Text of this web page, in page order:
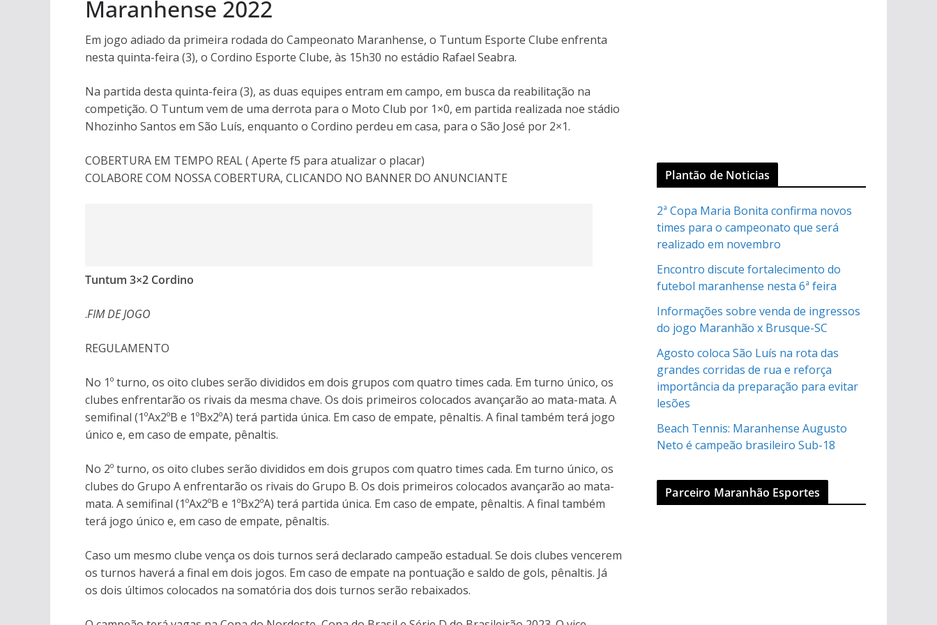
Maranhense 2022
Em jogo adiado da primeira rodada do Campeonato Maranhense, o Tuntum Esporte Clube enfrenta
nesta quinta-feira (3), o Cordino Esporte Clube, às 15h30 no estádio Rafael Seabra.
Na partida desta quinta-feira (3), as duas equipes entram em campo, em busca da reabilitação na
competição. O Tuntum vem de uma derrota para o Moto Club por 1×0, em partida realizada noe stádio
Nhozinho Santos em São Luís, enquanto o Cordino perdeu em casa, para o São José por 2×1.
COBERTURA EM TEMPO REAL ( Aperte f5 para atualizar o placar)
COLABORE COM NOSSA COBERTURA, CLICANDO NO BANNER DO ANUNCIANTE
Tuntum 3×2 Cordino
.FIM DE JOGO
REGULAMENTO
No 1º turno, os oito clubes serão divididos em dois grupos com quatro times cada. Em turno único, os
clubes enfrentarão os rivais da mesma chave. Os dois primeiros colocados avançarão ao mata-mata. A
semifinal (1ºAx2ºB e 1ºBx2ºA) terá partida única. Em caso de empate, pênaltis. A final também terá jogo
único e, em caso de empate, pênaltis.
No 2º turno, os oito clubes serão divididos em dois grupos com quatro times cada. Em turno único, os
clubes do Grupo A enfrentarão os rivais do Grupo B. Os dois primeiros colocados avançarão ao mata-
mata. A semifinal (1ºAx2ºB e 1ºBx2ºA) terá partida única. Em caso de empate, pênaltis. A final também
terá jogo único e, em caso de empate, pênaltis.
Caso um mesmo clube vença os dois turnos será declarado campeão estadual. Se dois clubes vencerem
os turnos haverá a final em dois jogos. Em caso de empate na pontuação e saldo de gols, pênaltis. Já
os dois últimos colocados na somatória dos dois turnos serão rebaixados.
Plantão de Noticias
2ª Copa Maria Bonita confirma novos
times para o campeonato que será
realizado em novembro
Encontro discute fortalecimento do
futebol maranhense nesta 6ª feira
Informações sobre venda de ingressos
do jogo Maranhão x Brusque-SC
Agosto coloca São Luís na rota das
grandes corridas de rua e reforça
importância da preparação para evitar
lesões
Beach Tennis: Maranhense Augusto
Neto é campeão brasileiro Sub-18
Parceiro Maranhão Esportes